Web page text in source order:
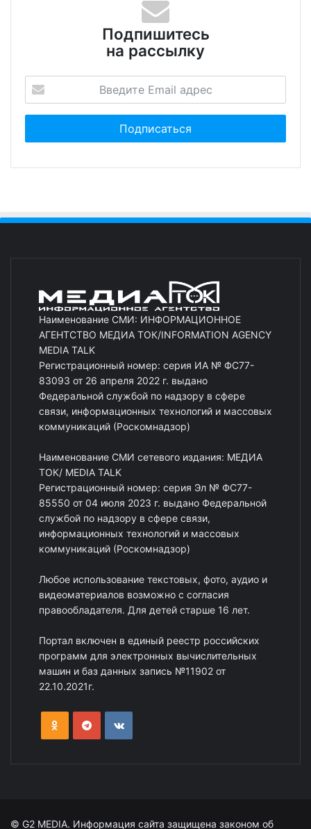
Подпишитесь
на рассылку
Наименование СМИ: ИНФОРМАЦИОННОЕ
АГЕНТСТВО МЕДИА ТОК/INFORMATION AGENCY
MEDIA TALK
Регистрационный номер: серия ИА № ФС77-
83093 от 26 апреля 2022 г. выдано
Федеральной службой по надзору в сфере
связи, информационных технологий и массовых
коммуникаций (Роскомнадзор)
Наименование СМИ сетевого издания: МЕДИА
ТОК/ MEDIA TALK
Регистрационный номер: серия Эл № ФС77-
85550 от 04 июля 2023 г. выдано Федеральной
службой по надзору в сфере связи,
информационных технологий и массовых
коммуникаций (Роскомнадзор)
Любое использование текстовых, фото, аудио и
видеоматериалов возможно с согласия
правообладателя. Для детей старше 16 лет.
Портал включен в единый реестр российских
программ для электронных вычислительных
машин и баз данных запись №11902 от
22.10.2021г.
© G2 MEDIA. Информация сайта защищена законом об